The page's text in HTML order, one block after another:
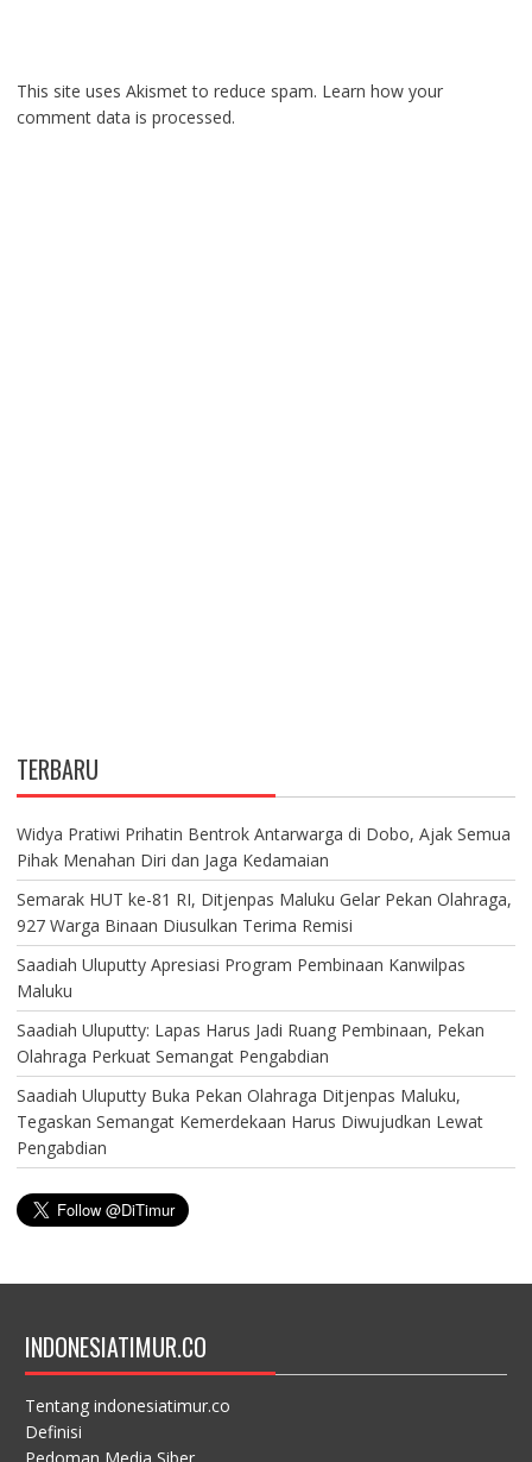
This site uses Akismet to reduce spam. Learn how your
comment data is processed.
TERBARU
Widya Pratiwi Prihatin Bentrok Antarwarga di Dobo, Ajak Semua
Pihak Menahan Diri dan Jaga Kedamaian
Semarak HUT ke-81 RI, Ditjenpas Maluku Gelar Pekan Olahraga,
927 Warga Binaan Diusulkan Terima Remisi
Saadiah Uluputty Apresiasi Program Pembinaan Kanwilpas
Maluku
Saadiah Uluputty: Lapas Harus Jadi Ruang Pembinaan, Pekan
Olahraga Perkuat Semangat Pengabdian
Saadiah Uluputty Buka Pekan Olahraga Ditjenpas Maluku,
Tegaskan Semangat Kemerdekaan Harus Diwujudkan Lewat
Pengabdian
INDONESIATIMUR.CO
Tentang indonesiatimur.co
Definisi